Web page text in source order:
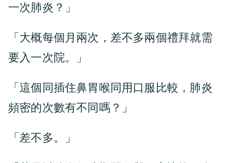
一次肺炎？」
「大概每個月兩次，差不多兩個禮拜就需
要入一次院。」
「這個同插住鼻胃喉同用口服比較，肺炎
頻密的次數有不同嗎？」
「差不多。」